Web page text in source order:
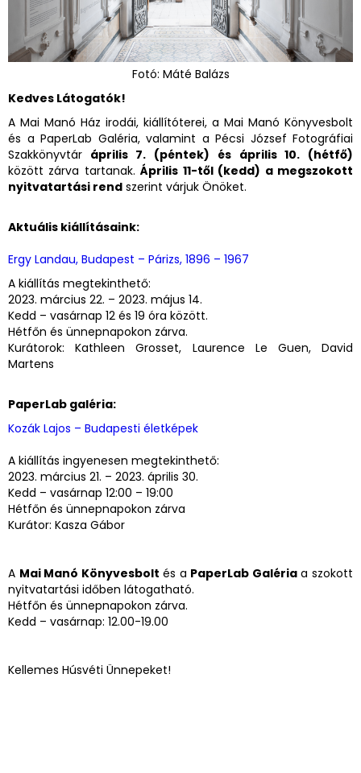
Fotó: Máté Balázs
Kedves Látogatók!
A Mai Manó Ház irodái, kiállítóterei, a Mai Manó Könyvesbolt
és a PaperLab Galéria, valamint a Pécsi József Fotográfiai
Szakkönyvtár április 7. (péntek) és április 10. (hétfő)
között zárva tartanak.Április 11-től (kedd) a megszokott
nyitvatartási rend szerint várjuk Önöket.
Aktuális kiállításaink:
Ergy Landau, Budapest – Párizs, 1896 – 1967
A kiállítás megtekinthető:
2023. március 22. – 2023. május 14.
Kedd – vasárnap 12 és 19 óra között.
Hétfőn és ünnepnapokon zárva.
Kurátorok: Kathleen Grosset, Laurence Le Guen, David
Martens
PaperLab galéria:
Kozák Lajos – Budapesti életképek
A kiállítás ingyenesen megtekinthető:
2023. március 21. – 2023. április 30.
Kedd – vasárnap 12:00 – 19:00
Hétfőn és ünnepnapokon zárva
Kurátor: Kasza Gábor
A Mai Manó Könyvesbolt és a PaperLab Galériaa szokott
nyitvatartási időben látogatható.
Hétfőn és ünnepnapokon zárva.
Kedd – vasárnap: 12.00-19.00
Kellemes Húsvéti Ünnepeket!